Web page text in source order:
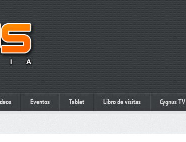
Eventos Tablet Libro de visitas Cygnus TV